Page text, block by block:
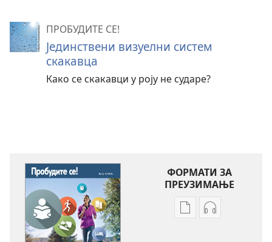
ПРОБУДИТЕ СЕ!
Јединствени визуелни систем
скакавца
Како се скакавци у роју не сударе?
ФОРМАТИ ЗА
ПРЕУЗИМАЊЕ
ФорматиФормати